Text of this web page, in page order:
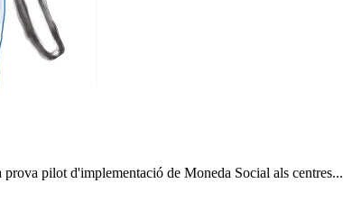
pilot d'implementació de Moneda Social als centres...